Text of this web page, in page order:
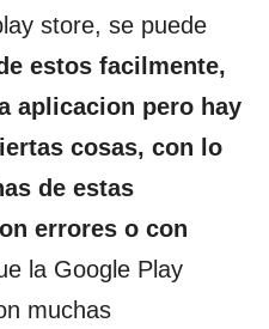
store, se puede
estos facilmente,
aplicacion pero hay
cosas, con lo
de estas
errores o con
la Google Play
muchas